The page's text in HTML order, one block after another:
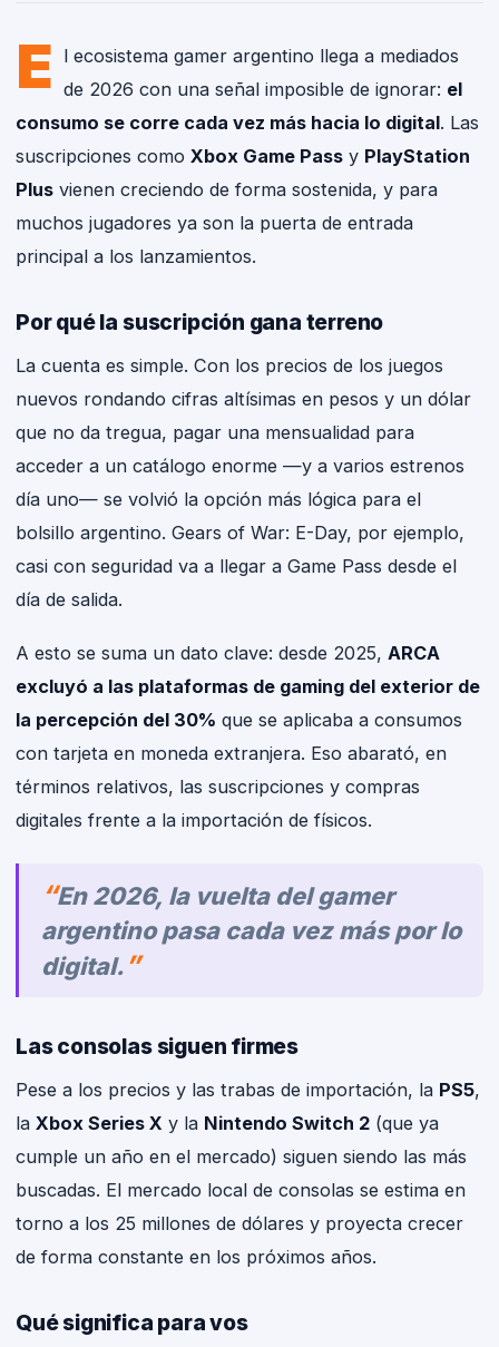
E l ecosistema gamer argentino llega a mediados
de 2026 con una señal imposible de ignorar: el
consumo se corre cada vez más hacia lo digital. Las
suscripciones como Xbox Game Pass y PlayStation
Plus vienen creciendo de forma sostenida, y para
muchos jugadores ya son la puerta de entrada
principal a los lanzamientos.
Por qué la suscripción gana terreno
La cuenta es simple. Con los precios de los juegos
nuevos rondando cifras altísimas en pesos y un dólar
que no da tregua, pagar una mensualidad para
acceder a un catálogo enorme —y a varios estrenos
día uno— se volvió la opción más lógica para el
bolsillo argentino. Gears of War: E-Day, por ejemplo,
casi con seguridad va a llegar a Game Pass desde el
día de salida.
A esto se suma un dato clave: desde 2025, ARCA
excluyó a las plataformas de gaming del exterior de
la percepción del 30% que se aplicaba a consumos
con tarjeta en moneda extranjera. Eso abarató, en
términos relativos, las suscripciones y compras
digitales frente a la importación de físicos.
En 2026, la vuelta del gamer
argentino pasa cada vez más por lo
digital.
Las consolas siguen firmes
Pese a los precios y las trabas de importación, la PS5,
la Xbox Series X y la Nintendo Switch 2 (que ya
cumple un año en el mercado) siguen siendo las más
buscadas. El mercado local de consolas se estima en
torno a los 25 millones de dólares y proyecta crecer
de forma constante en los próximos años.
Qué significa para vos